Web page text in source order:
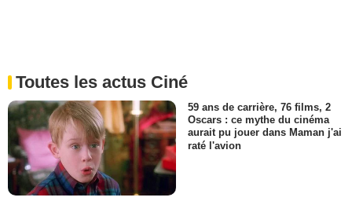
Toutes les actus Ciné
59 ans de carrière, 76 films, 2
Oscars : ce mythe du cinéma
aurait pu jouer dans Maman j'ai
raté l'avion